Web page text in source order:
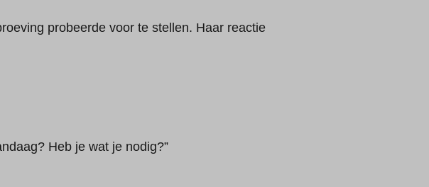
probeerde voor te stellen. Haar reactie
Heb je wat je nodig?”